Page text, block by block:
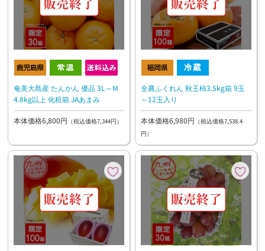
奄美大島産 たんかん 優品 3L～M
4.8kg以上 化粧箱 JAあまみ
本体価格6,800円 （税込価格7,344円）
全農ふくれん 秋王柿3.5kg箱 9玉
～12玉入り
本体価格6,980円 （税込価格7,538.4
円）